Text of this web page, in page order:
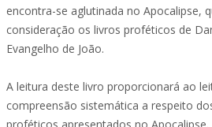
encontra-se aglutinada no Apocalipse,
consideração os livros proféticos de
Evangelho de João.
A leitura deste livro proporcionará ao
compreensão sistemática a respeito